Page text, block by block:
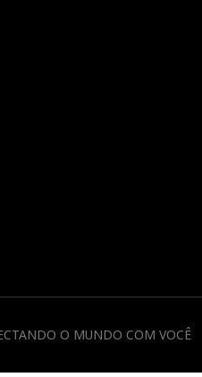
O MUNDO COM VOCÊ